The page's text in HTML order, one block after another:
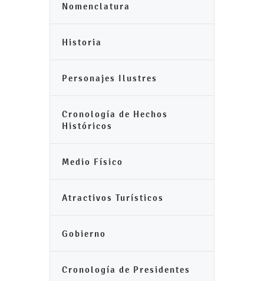
Nomenclatura
Historia
Personajes Ilustres
Cronología de Hechos
Históricos
Medio Físico
Atractivos Turísticos
Gobierno
Cronología de Presidentes